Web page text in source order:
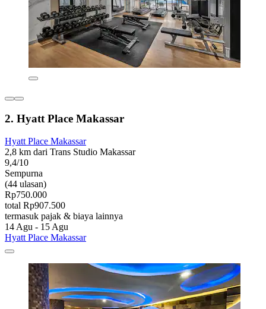
2. Hyatt Place Makassar
Hyatt Place Makassar
2,8 km dari Trans Studio Makassar
9,4/10
Sempurna
(44 ulasan)
Rp750.000
total Rp907.500
termasuk pajak & biaya lainnya
14 Agu - 15 Agu
Hyatt Place Makassar